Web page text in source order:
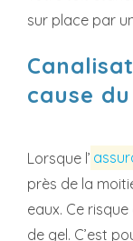
sur place par
cause
Lorsque l’
près de la
eaux. Ce
de gel. C’est